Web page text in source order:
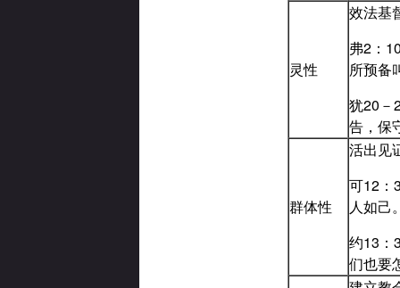
灵性
效法基
弗2：
所预备
犹20－
告，保
群体性
活出见
可12：
人如己
约13：
们也要